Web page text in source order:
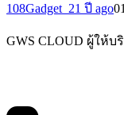
108Gadget_21 ปี ago0
GWS CLOUD ผู้ให้